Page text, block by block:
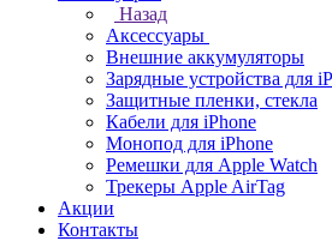
Назад
Аксессуары
Внешние аккумуляторы
Зарядные устройства для
Защитные пленки, стекла
Кабели для iPhone
Монопод для iPhone
Ремешки для Apple Watch
Трекеры Apple AirTag
Акции
Контакты